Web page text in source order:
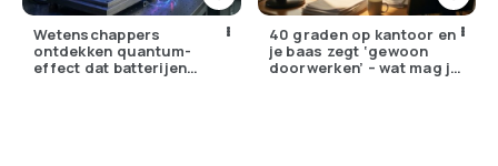
Wetenschappers
ontdekken quantum-
effect dat batterijen
40 graden op kantoor en
je baas zegt ‘gewoon
doorwerken’ – wat mag je